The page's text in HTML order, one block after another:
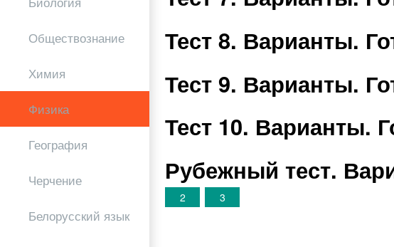
Обществознание
Химия
Физика
География
Черчение
Белорусский язык
Тест 8. Варианты.
Тест 9. Варианты.
Тест 10. Варианты.
Рубежный тест.
2
3